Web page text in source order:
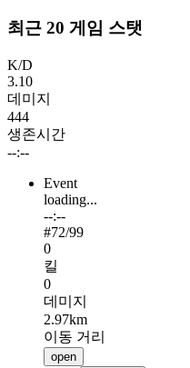
최근 20 게임 스탯
K/D
3.10
데미지
444
생존시간
--:--
Event
loading...
--:--
#72/99
0
킬
0
데미지
2.97km
이동 거리
open